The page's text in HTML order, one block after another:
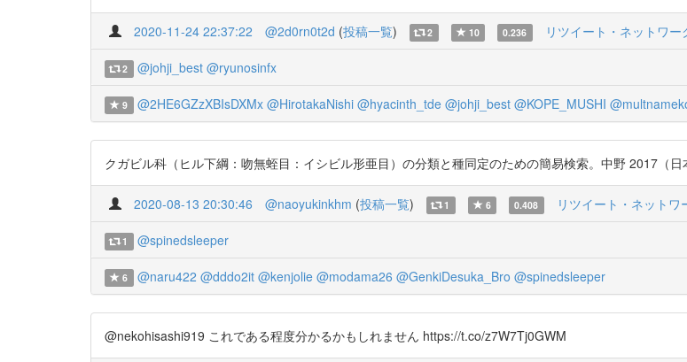
2020-11-24 22:37:22 @2d0rn0t2d (投稿一覧) 2 10 0.236 リツイート・ネットワー
2 @johji_best @ryunosinfx
9 @2HE6GZzXBIsDXMx @HirotakaNishi @hyacinth_tde @johji_best @KOPE_MUSHI
クガビル科（ヒル下綱：吻無蛭目：イシビル形亜目）の分類と種同定のための簡易検索。中野 2017（
2020-08-13 20:30:46 @naoyukinkhm (投稿一覧) 1 6 0.408 リツイート・ネットワ
1 @spinedsleeper
6 @naru422 @dddo2it @kenjolie @modama26 @GenkiDesuka_Bro @spinedsleeper
@nekohisashi919 これである程度分かるかもしれません https://t.co/z7W7Tj0GWM